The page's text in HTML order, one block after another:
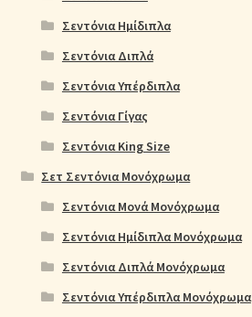
Σεντόνια Ημίδιπλα
Σεντόνια Διπλά
Σεντόνια Υπέρδιπλα
Σεντόνια Γίγας
Σεντόνια King Size
Σετ Σεντόνια Μονόχρωμα
Σεντόνια Μονά Μονόχρωμα
Σεντόνια Ημίδιπλα Μονόχρωμα
Σεντόνια Διπλά Μονόχρωμα
Σεντόνια Υπέρδιπλα Μονόχρωμα